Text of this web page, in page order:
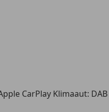
CarPlay Klimaaut: DAB